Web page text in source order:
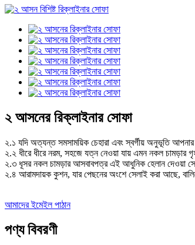
২ আসনের রিক্লাইনার সোফা
২.১ যদি অত্যন্ত সমসাময়িক চেহারা এবং স্বর্গীয় অনুভূতি
২.২ ধীরে ধীরে নরম, সহজে যত্ন নেওয়া যায় এমন নকল চামড়ার
২.৩ ধূসর নকল চামড়ার আসবাবপত্র এই আধুনিক হেলান দেওয়া
২.৪ আরামদায়ক কুশন, যার পেছনের অংশে সেলাই করা আছে,
আমাদের ইমেইল পাঠান
পণ্য বিবরণী